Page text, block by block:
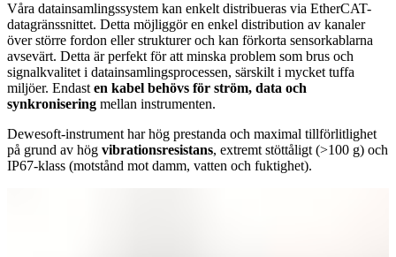
Våra datainsamlingssystem kan enkelt distribueras via EtherCAT-
datagränssnittet. Detta möjliggör en enkel distribution av kanaler
över större fordon eller strukturer och kan förkorta sensorkablarna
avsevärt. Detta är perfekt för att minska problem som brus och
signalkvalitet i datainsamlingsprocessen, särskilt i mycket tuffa
miljöer. Endast en kabel behövs för ström, data och
synkronisering mellan instrumenten.
Dewesoft-instrument har hög prestanda och maximal tillförlitlighet
på grund av hög vibrationsresistans, extremt stöttåligt (>100 g) och
IP67-klass (motstånd mot damm, vatten och fuktighet).